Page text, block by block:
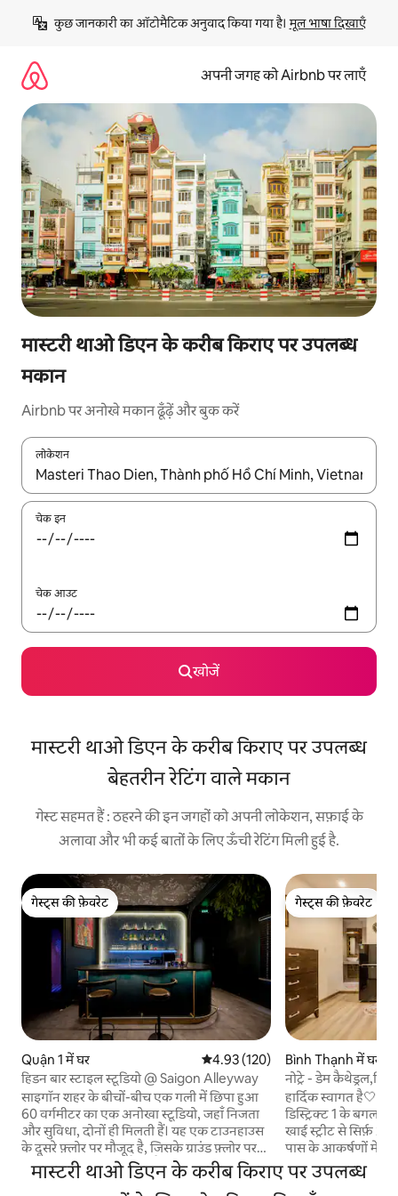
छोड़कर
कॉन्टेंट
कुछ जानकारी का ऑटोमैटिक अनुवाद किया गया है। मूल भाषा दिखाएँ
अपनी जगह को Airbnb पर लाएँ
मास्टरी थाओ डिएन के करीब किराए पर उपलब्ध
मकान
Airbnb पर अनोखे मकान ढूँढ़ें और बुक करें
लोकेशन
नतीजों के उपलब्ध होने पर, अप और डाउन 'ऐरो की' का इस्तेमाल करके नेविगेट
चेक इन
चेक आउट
खोजें
मास्टरी थाओ डिएन के करीब किराए पर उपलब्ध
बेहतरीन रेटिंग वाले मकान
गेस्ट सहमत हैं : ठहरने की इन जगहों को अपनी लोकेशन, सफ़ाई के
अलावा और भी कई बातों के लिए ऊँची रेटिंग मिली हुई है.
गेस्ट्स की फ़ेवरेट
गेस्ट्स की फ़ेवरेट
Quận 1 में घर औसत रेटिंग 5 में से 4.93, 120 समीक्षाएँ
4.93 (120)
हिडन बार स्टाइल स्टूडियो @ Saigon Alleyway
साइगॉन शहर के बीचों-बीच एक गली में छिपा हुआ
60 वर्गमीटर का एक अनोखा स्टूडियो, जहाँ निजता
और सुविधा, दोनों ही मिलती हैं। यह एक टाउनहाउस
के दूसरे फ़्लोर पर मौजूद है, जिसके ग्राउंड फ़्लोर पर
आरामदायक बीनदेयर कैफ़े है। यह उन मेहमानों के
लिए बिल्कुल सही है, जिन्हें स्टाइलिश रहन-सहन
गेस्ट्स की फ़ेवरेट
गेस्ट्स की फ़ेवरेट
Bình Thạnh में घर
नोट्रे - डेम
मकान
हार्दिक स्वागत है🤍।
डिस्ट्रिक्ट 1 के बगल में
खाई स्ट्रीट से सिर्फ़
पास के आकर्षणों में
स्टेशन (900 मीटर),
लेक (1.5 किमी),
मास्टरी थाओ डिएन के करीब किराए पर उपलब्ध